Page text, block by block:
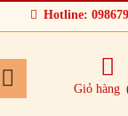
Hotline:
Giỏ hàng